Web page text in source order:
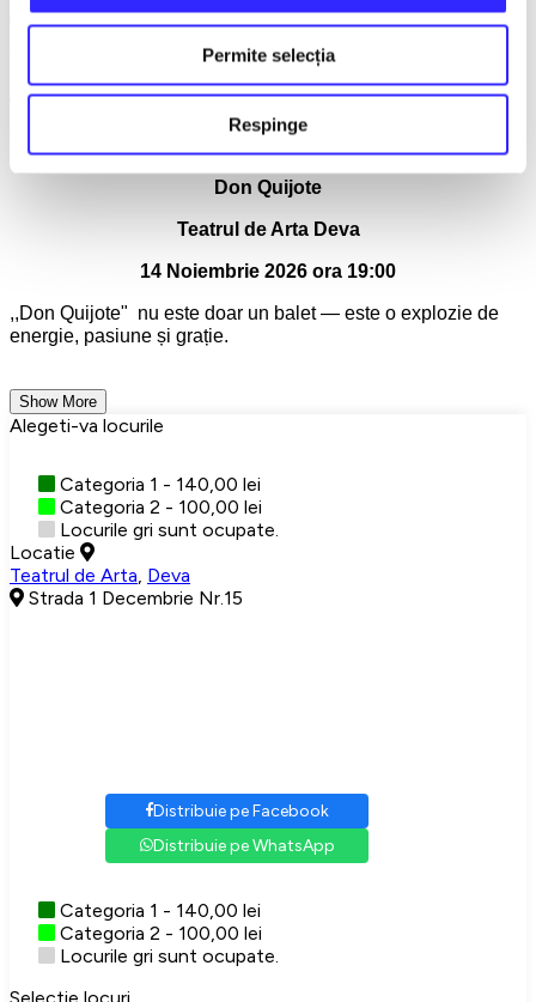
Permite selecția
Respinge
🎟️ Rezervă-ți locul și trăiește ,,Don Quijote" — spectacolul
care îți fură privirea și îți lasă amintirea în inimă.
Balet/DansDevaTeatruTurnee
Don Quijote
Teatrul de Arta Deva
14 Noiembrie 2026 ora 19:00
,,Don Quijote" nu este doar un balet — este o explozie de
energie, pasiune și grație.
Show More
Alegeti-va locurile
Categoria 1 - 140,00 lei
Categoria 2 - 100,00 lei
Locurile gri sunt ocupate.
Locatie
Teatrul de Arta Deva
Strada 1 Decembrie Nr.15
Distribuie pe Facebook
Distribuie pe WhatsApp
Categoria 1 - 140,00 lei
Categoria 2 - 100,00 lei
Locurile gri sunt ocupate.
Selectie locuri